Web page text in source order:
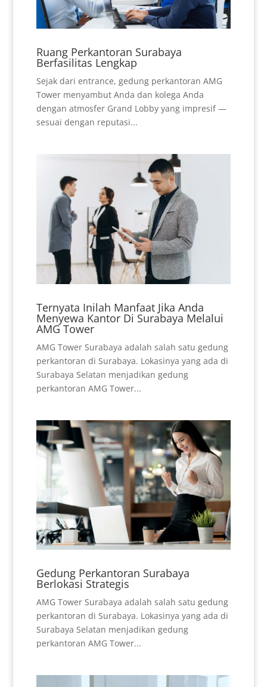
Ruang Perkantoran Surabaya
Berfasilitas Lengkap
Sejak dari entrance, gedung perkantoran AMG
Tower menyambut Anda dan kolega Anda
dengan atmosfer Grand Lobby yang impresif —
sesuai dengan reputasi...
Ternyata Inilah Manfaat Jika Anda
Menyewa Kantor Di Surabaya Melalui
AMG Tower
AMG Tower Surabaya adalah salah satu gedung
perkantoran di Surabaya. Lokasinya yang ada di
Surabaya Selatan menjadikan gedung
perkantoran AMG Tower...
Gedung Perkantoran Surabaya
Berlokasi Strategis
AMG Tower Surabaya adalah salah satu gedung
perkantoran di Surabaya. Lokasinya yang ada di
Surabaya Selatan menjadikan gedung
perkantoran AMG Tower...